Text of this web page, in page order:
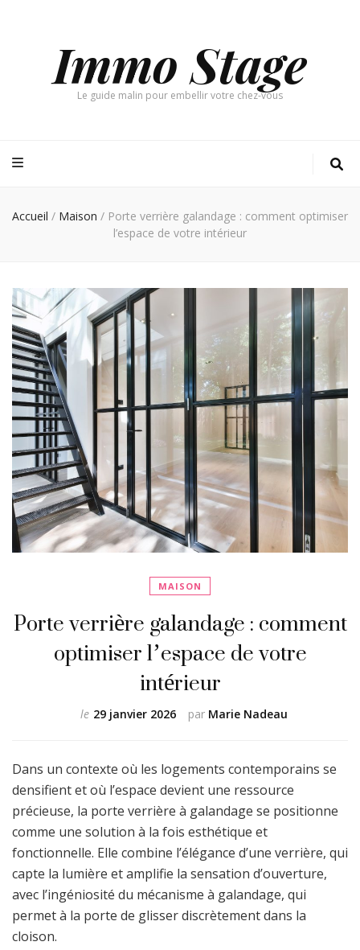
Immo Stage
Le guide malin pour embellir votre chez-vous
Accueil / Maison / Porte verrière galandage : comment optimiser
l’espace de votre intérieur
MAISON
Porte verrière galandage : comment
optimiser l’espace de votre
intérieur
par Marie Nadeau
le 29 janvier 2026
Dans un contexte où les logements contemporains se
densifient et où l’espace devient une ressource
précieuse, la porte verrière à galandage se positionne
comme une solution à la fois esthétique et
fonctionnelle. Elle combine l’élégance d’une verrière, qui
capte la lumière et amplifie la sensation d’ouverture,
avec l’ingéniosité du mécanisme à galandage, qui
permet à la porte de glisser discrètement dans la
cloison.